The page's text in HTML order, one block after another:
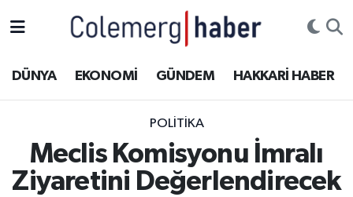
DÜNYA EKONOMİ GÜNDEM HAKKARİ HABER
POLİTİKA
Meclis Komisyonu İmralı
Ziyaretini Değerlendirecek
ASAYİŞ
ÇOCUK
DOĞA
Hakkâri Hava Durumu
Hakkari Namaz Vakitleri
Hakkâri Trafik Yoğunluk Haritası